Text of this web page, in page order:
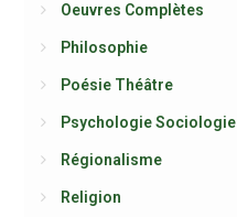
Oeuvres Complètes
Philosophie
Poésie Théâtre
Psychologie Sociologie
Régionalisme
Religion